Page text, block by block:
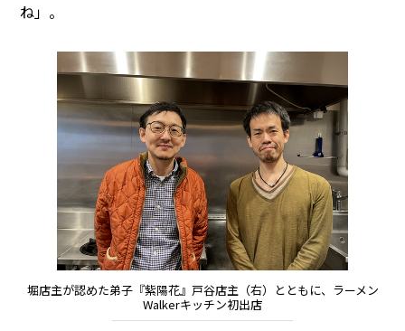
ね」。
堀店主が認めた弟子『紫陽花』戸谷店主（右）とともに、ラーメン
Walkerキッチン初出店